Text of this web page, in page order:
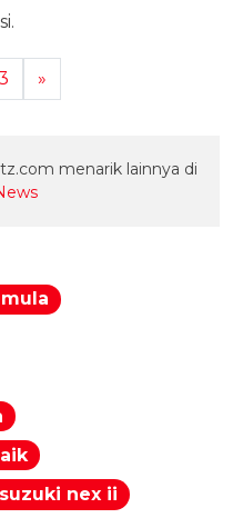
»
menarik lainnya di
nex ii